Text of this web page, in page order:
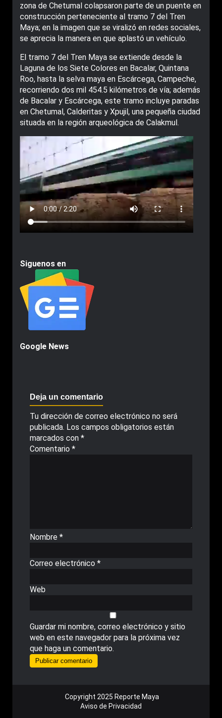
zona de Chetumal colapsaron parte de un puente en
construcción perteneciente al tramo 7 del Tren
Maya; en la imagen que se viralizó en redes sociales,
se aprecia la manera en que aplastó un vehículo.
El tramo 7 del Tren Maya se extiende desde la
Laguna de los Siete Colores en Bacalar, Quintana
Roo, hasta la selva maya en Escárcega, Campeche,
recorriendo dos mil 454.5 kilómetros de vía; además
de Bacalar y Escárcega, este tramo incluye paradas
en Chetumal, Calderitas y Xpujil, una pequeña ciudad
situada en la región arqueológica de Calakmul.
Siguenos en
Google News
Deja un comentario
Tu dirección de correo electrónico no será
publicada. Los campos obligatorios están
marcados con *
Comentario *
Nombre *
Correo electrónico *
Web
Guardar mi nombre, correo electrónico y sitio
web en este navegador para la próxima vez
que haga un comentario.
Copyright 2025 Reporte Maya
Aviso de Privacidad